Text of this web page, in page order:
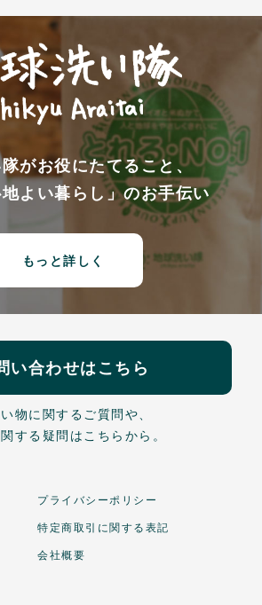
がお役にたてること、
よい暮らし」のお手伝い
もっと詳しく
い合わせはこちら
物に関するご質問や、
する疑問はこちらから。
プライバシーポリシー
特定商取引に関する表記
会社概要